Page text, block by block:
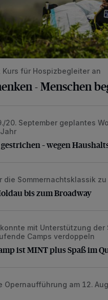
Kurs für Hospizbegleiter an
- Menschen
– wegen
20. September geplantes
– wegen
bis zum Broadway
die Sommernachtsklassik
bis zum Broadway
ist MINT plus Spaß im
mit Unterstützung
Camps verdoppeln
ist MINT plus Spaß im
im „Espressoformat“
Opernaufführung am 12.